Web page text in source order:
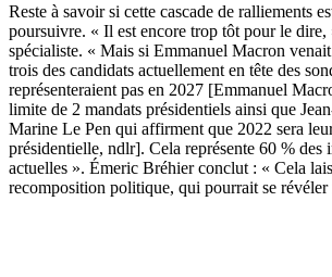
Reste à savoir si cette cascade de ralliements
poursuivre. « Il est encore trop tôt pour le dire,
spécialiste. « Mais si Emmanuel Macron
trois des candidats actuellement en tête des
représenteraient pas en 2027 [Emmanuel
limite de 2 mandats présidentiels ainsi que
Marine Le Pen qui affirment que 2022 sera
présidentielle, ndlr]. Cela représente 60 % des
actuelles ». Émeric Bréhier conclut : « Cela
recomposition politique, qui pourrait se révéler